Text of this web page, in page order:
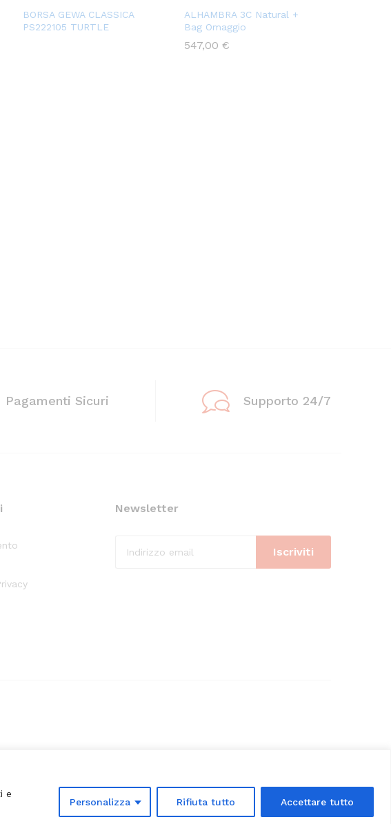
e
Personalizza Rifiuta tutto Accettare tutto
BORSA GEWA CLASSICA
PS222105 TURTLE
ALHAMBRA 3C Natural +
Bag Omaggio
547,00 €
Pagamenti Sicuri Supporto 24/7
Newsletter